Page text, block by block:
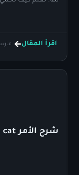
اقرأ المقال مارس 4,
شرح الأمر cat